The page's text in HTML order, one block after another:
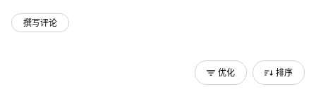
撰写评论
优化 排序